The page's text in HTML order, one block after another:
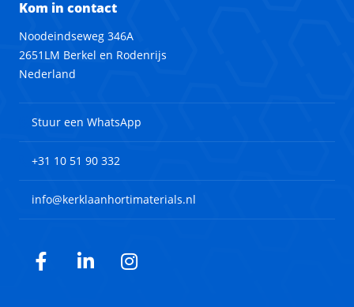
Kom in contact
Noodeindseweg 346A
2651LM Berkel en Rodenrijs
Nederland
Stuur een WhatsApp
+31 10 51 90 332
info@kerklaanhortimaterials.nl
Facebook
LinkedInInstagram